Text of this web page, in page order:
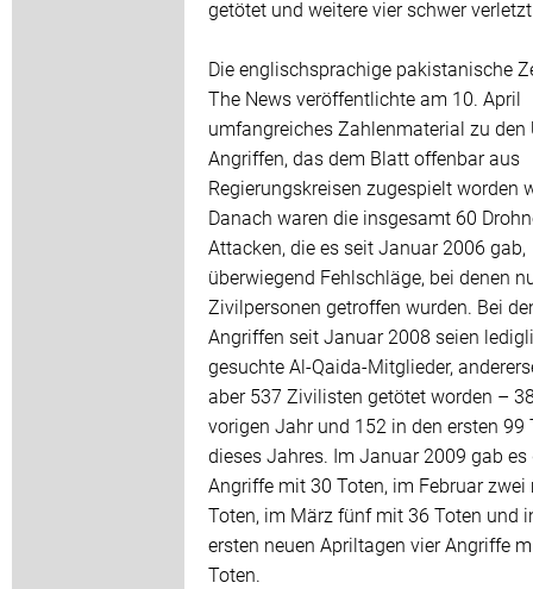
getötet und weitere vier schwer
Die englischsprachige pakistanische
The News veröffentlichte am 10. April
umfangreiches Zahlenmaterial zu den
Angriffen, das dem Blatt offenbar aus
Regierungskreisen zugespielt worden
Danach waren die insgesamt 60
Attacken, die es seit Januar 2006 gab,
überwiegend Fehlschläge, bei denen
Zivilpersonen getroffen wurden. Bei
Angriffen seit Januar 2008 seien
gesuchte Al-Qaida-Mitglieder,
aber 537 Zivilisten getötet worden –
vorigen Jahr und 152 in den ersten 99
dieses Jahres. Im Januar 2009 gab es
Angriffe mit 30 Toten, im Februar zwei
Toten, im März fünf mit 36 Toten und
ersten neuen Apriltagen vier Angriffe
Toten.